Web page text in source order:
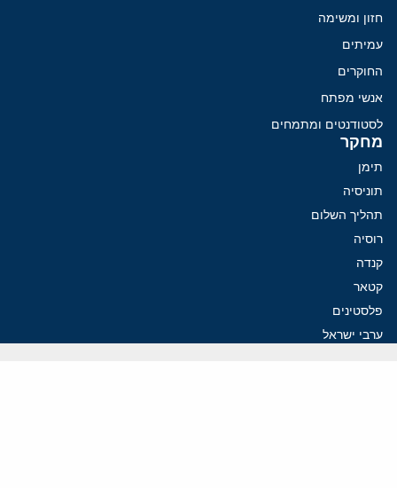
חזון ומשימה
עמיתים
החוקרים
אנשי מפתח
לסטודנטים ומתמחים
מחקר
תימן
תוניסיה
תהליך השלום
רוסיה
קנדה
קטאר
פלסטינים
ערבי ישראל